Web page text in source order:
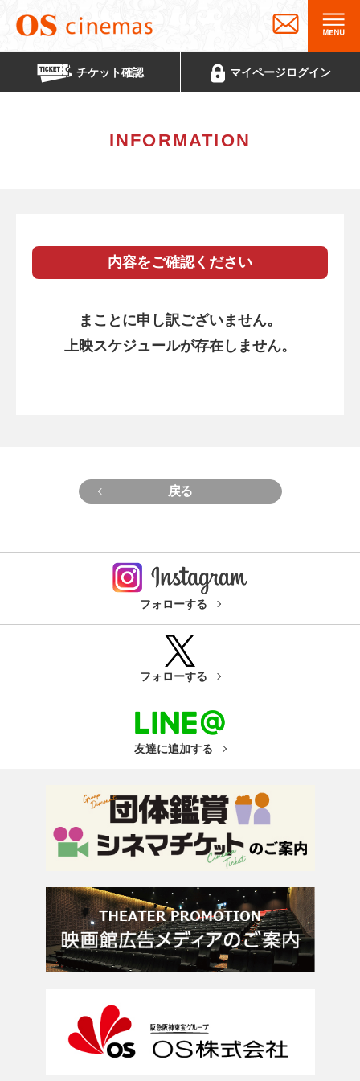
チケット確認 マイページログイン
INFORMATION
内容をご確認ください
まことに申し訳ございません。
上映スケジュールが存在しません。
戻る
フォローする
フォローする
友達に追加する